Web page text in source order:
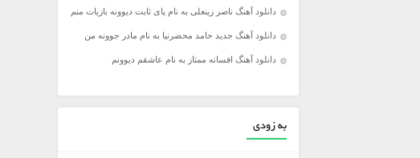
دانلود آهنگ ناصر زینعلی به نام پای ثابت دیوونه بازیات منم
دانلود آهنگ جدید حامد محضرنیا به نام مادر جوونه من
دانلود آهنگ افسانه ممتاز به نام عاشقم دیوونم
به زودی